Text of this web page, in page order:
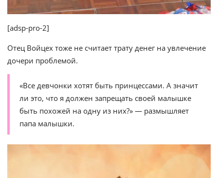
[adsp-pro-2]
Отец Войцех тоже не считает трату денег на увлечение
дочери проблемой.
«Все девчонки хотят быть принцессами. А значит
ли это, что я должен запрещать своей малышке
быть похожей на одну из них?» — размышляет
папа малышки.